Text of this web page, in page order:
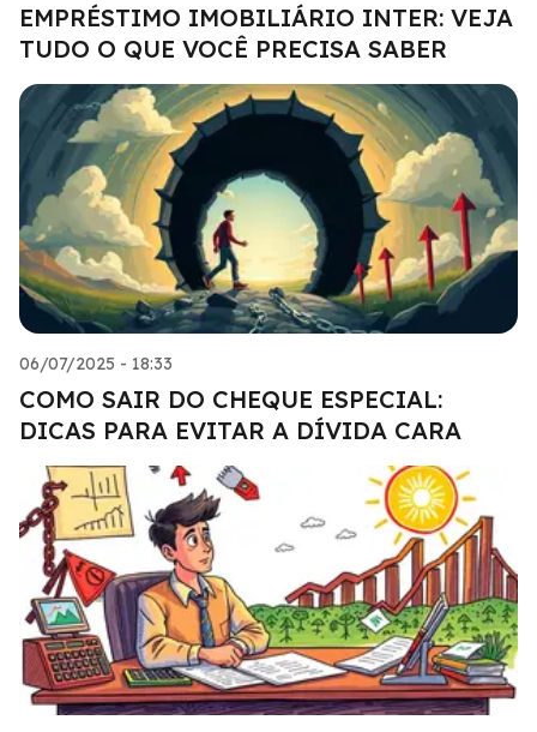
EMPRÉSTIMO IMOBILIÁRIO INTER: VEJA
TUDO O QUE VOCÊ PRECISA SABER
06/07/2025 - 18:33
COMO SAIR DO CHEQUE ESPECIAL:
DICAS PARA EVITAR A DÍVIDA CARA